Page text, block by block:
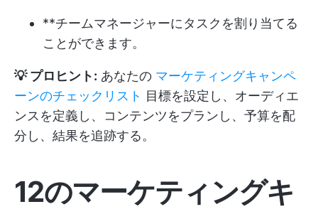
**チームマネージャーにタスクを割り当てる
ことができます。
💡 プロヒント: あなたの マーケティングキャンペ
ーンのチェックリスト 目標を設定し、オーディエ
ンスを定義し、コンテンツをプランし、予算を配
分し、結果を追跡する。
12のマーケティングキ